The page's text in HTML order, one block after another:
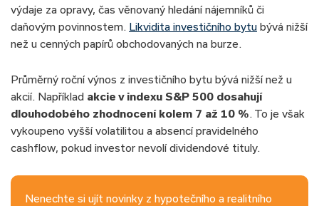
výdaje za opravy, čas věnovaný hledání nájemníků či
daňovým povinnostem. Likvidita investičního bytu bývá nižší
než u cenných papírů obchodovaných na burze.
Průměrný roční výnos z investičního bytu bývá nižší než u
akcií. Například akcie v indexu S&P 500 dosahují
dlouhodobého zhodnocení kolem 7 až 10 %. To je však
vykoupeno vyšší volatilitou a absencí pravidelného
cashflow, pokud investor nevolí dividendové tituly.
Nenechte si ujít novinky z hypotečního a realitního